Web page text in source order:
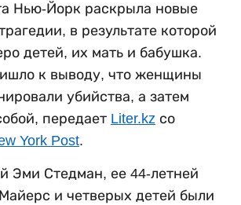
Нью-Йорк раскрыла новые
в результате которой
детей, их мать и бабушка.
к выводу, что женщины
убийства, а затем
передает Liter.kz со
York Post.
Эми Стедман, ее 44-летней
и четверых детей были